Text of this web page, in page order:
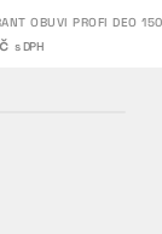
OBUVI PROFI DEO
s DPH